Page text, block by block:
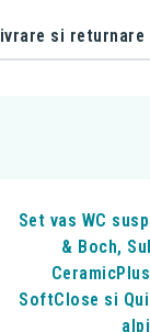
si returnare
Set vas WC
& Boch,
SoftClose si